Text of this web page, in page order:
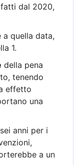
dal 2020,
a quella data,
1.
della pena
tenendo
effetto
una
anni per i
a un